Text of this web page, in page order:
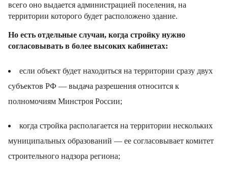
всего оно выдается администрацией поселения, на
территории которого будет расположено здание.
Но есть отдельные случаи, когда стройку нужно
согласовывать в более высоких кабинетах:
если объект будет находиться на территории сразу двух
субъектов РФ — выдача разрешения относится к
полномочиям Минстроя России;
когда стройка располагается на территории нескольких
муниципальных образований — ее согласовывает комитет
строительного надзора региона;